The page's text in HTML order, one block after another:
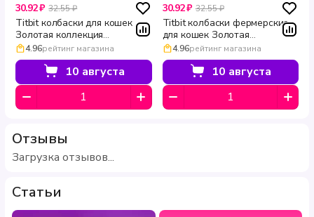
30.92 ₽ 32.55 ₽
Titbit колбаски для кошек
Золотая коллекция
Шотландские 20 г
4.96рейтинг магазина
10 августа
30.92 ₽ 32.55 ₽
Titbit колбаски фермерские
для кошек Золотая
коллекция 20 г
4.96рейтинг магазина
10 августа
Отзывы
Загрузка отзывов...
Статьи